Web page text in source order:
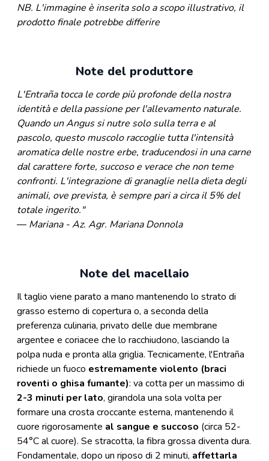
NB. L'immagine è inserita solo a scopo illustrativo, il
prodotto finale potrebbe differire
Note del produttore
L'Entraña tocca le corde più profonde della nostra
identità e della passione per l'allevamento naturale.
Quando un Angus si nutre solo sulla terra e al
pascolo, questo muscolo raccoglie tutta l'intensità
aromatica delle nostre erbe, traducendosi in una carne
dal carattere forte, succoso e verace che non teme
confronti. L'integrazione di granaglie nella dieta degli
animali, ove prevista, è sempre pari a circa il 5% del
totale ingerito."
— Mariana - Az. Agr. Mariana Donnola
Note del macellaio
Il taglio viene parato a mano mantenendo lo strato di
grasso esterno di copertura o, a seconda della
preferenza culinaria, privato delle due membrane
argentee e coriacee che lo racchiudono, lasciando la
polpa nuda e pronta alla griglia. Tecnicamente, l'Entraña
richiede un fuoco estremamente violento (braci
roventi o ghisa fumante): va cotta per un massimo di
2-3 minuti per lato, girandola una sola volta per
formare una crosta croccante esterna, mantenendo il
cuore rigorosamente al sangue e succoso (circa 52-
54°C al cuore). Se stracotta, la fibra grossa diventa dura.
Fondamentale, dopo un riposo di 2 minuti, affettarla